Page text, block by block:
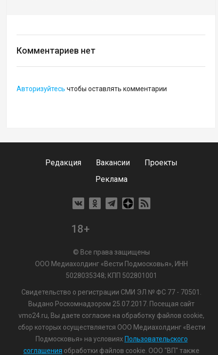
Комментариев нет
Авторизуйтесь чтобы оставлять комментарии
Редакция Вакансии
Проекты
Реклама
18+
© Все права защищены
ООО Медиахолдинг «Вести Подмосковья», ИНН
5028035348; КПП 502801001
Свидетельство о регистрации СМИ ЭЛ № ФС 77 - 70501.
Выдано Роскомнадзором 25.07.2017. Посещая сайт
vmo24.ru, Вы даете согласие на обработку файлов cookie,
сбор которых осуществляется ООО Медиахолдинг «Вести
Подмосковья» на условиях Пользовательского
соглашения обработки файлов cookie. ООО "ВП" также